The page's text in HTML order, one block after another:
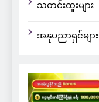
သတင်းထူးများ
အနုပညာရှင်များ